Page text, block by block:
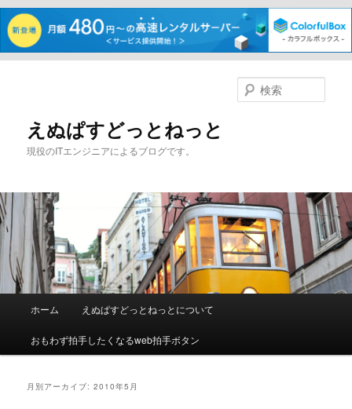
へ
移
動
移
動
えぬぱすどっとねっと
現役のITエンジニアによるブログです。
索
メ
ホーム えぬぱすどっとねっとについて
おもわず拍手したくなるweb拍手ボタン
月別アーカイブ:2010年5月